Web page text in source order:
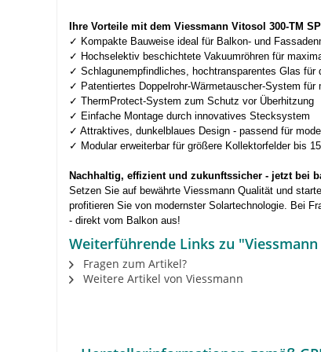
Ihre Vorteile mit dem Viessmann Vitosol 300-TM
✓ Kompakte Bauweise ideal für Balkon- und
✓ Hochselektiv beschichtete Vakuumröhren für
✓ Schlagunempfindliches, hochtransparentes Glas für
✓ Patentiertes Doppelrohr-Wärmetauscher-System für
✓ ThermProtect-System zum Schutz vor Überhitzung
✓ Einfache Montage durch innovatives Stecksystem
✓ Attraktives, dunkelblaues Design - passend für
✓ Modular erweiterbar für größere Kollektorfelder bis
Nachhaltig, effizient und zukunftssicher - jetzt bei
Setzen Sie auf bewährte Viessmann Qualität und
profitieren Sie von modernster Solartechnologie. Bei
- direkt vom Balkon aus!
Weiterführende Links zu "Viessmann
Fragen zum Artikel?
Weitere Artikel von Viessmann